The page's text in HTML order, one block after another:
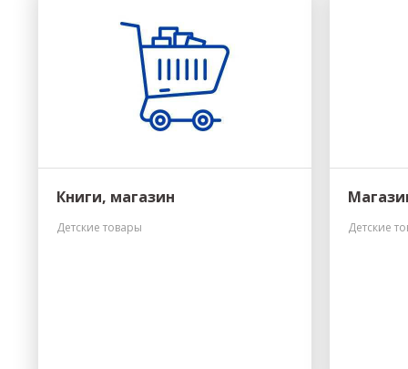
Книги, магазин
Детские товары Детские